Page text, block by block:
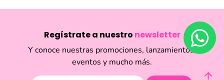
Regístrate a nuestro newsletter
Y conoce nuestras promociones, lanzamientos,
eventos y mucho más.